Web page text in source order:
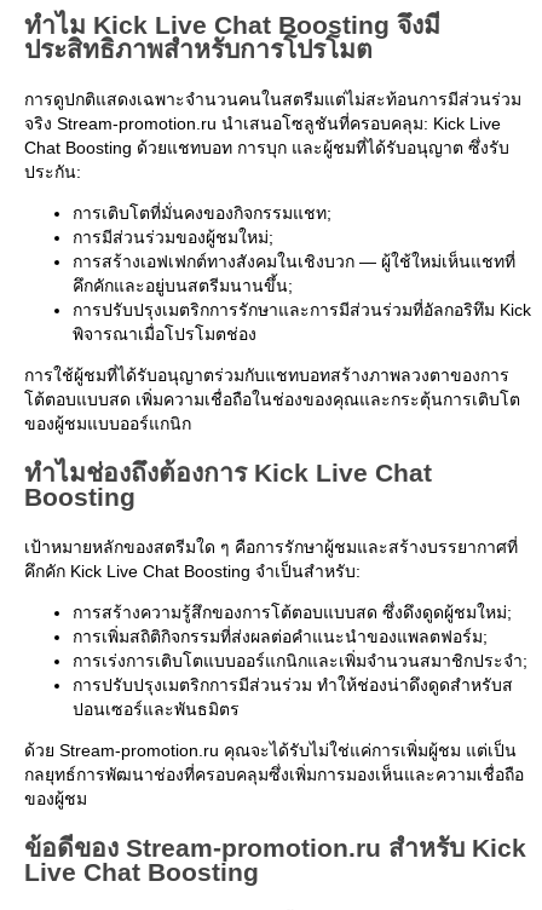
ทำไม Kick Live Chat Boosting จึงมี
ประสิทธิภาพสำหรับการโปรโมต
การดูปกติแสดงเฉพาะจำนวนคนในสตรีมแต่ไม่สะท้อนการมีส่วนร่วม
จริง Stream-promotion.ru นำเสนอโซลูชันที่ครอบคลุม: Kick Live
Chat Boosting ด้วยแชทบอท การบุก และผู้ชมที่ได้รับอนุญาต ซึ่งรับ
ประกัน:
การเติบโตที่มั่นคงของกิจกรรมแชท;
การมีส่วนร่วมของผู้ชมใหม่;
การสร้างเอฟเฟกต์ทางสังคมในเชิงบวก — ผู้ใช้ใหม่เห็นแชทที่
คึกคักและอยู่บนสตรีมนานขึ้น;
การปรับปรุงเมตริกการรักษาและการมีส่วนร่วมที่อัลกอริทึม Kick
พิจารณาเมื่อโปรโมตช่อง
การใช้ผู้ชมที่ได้รับอนุญาตร่วมกับแชทบอทสร้างภาพลวงตาของการ
โต้ตอบแบบสด เพิ่มความเชื่อถือในช่องของคุณและกระตุ้นการเติบโต
ของผู้ชมแบบออร์แกนิก
ทำไมช่องถึงต้องการ Kick Live Chat
Boosting
เป้าหมายหลักของสตรีมใด ๆ คือการรักษาผู้ชมและสร้างบรรยากาศที่
คึกคัก Kick Live Chat Boosting จำเป็นสำหรับ:
การสร้างความรู้สึกของการโต้ตอบแบบสด ซึ่งดึงดูดผู้ชมใหม่;
การเพิ่มสถิติกิจกรรมที่ส่งผลต่อคำแนะนำของแพลตฟอร์ม;
การเร่งการเติบโตแบบออร์แกนิกและเพิ่มจำนวนสมาชิกประจำ;
การปรับปรุงเมตริกการมีส่วนร่วม ทำให้ช่องน่าดึงดูดสำหรับส
ปอนเซอร์และพันธมิตร
ด้วย Stream-promotion.ru คุณจะได้รับไม่ใช่แค่การเพิ่มผู้ชม แต่เป็น
กลยุทธ์การพัฒนาช่องที่ครอบคลุมซึ่งเพิ่มการมองเห็นและความเชื่อถือ
ของผู้ชม
ข้อดีของ Stream-promotion.ru สำหรับ Kick
Live Chat Boosting